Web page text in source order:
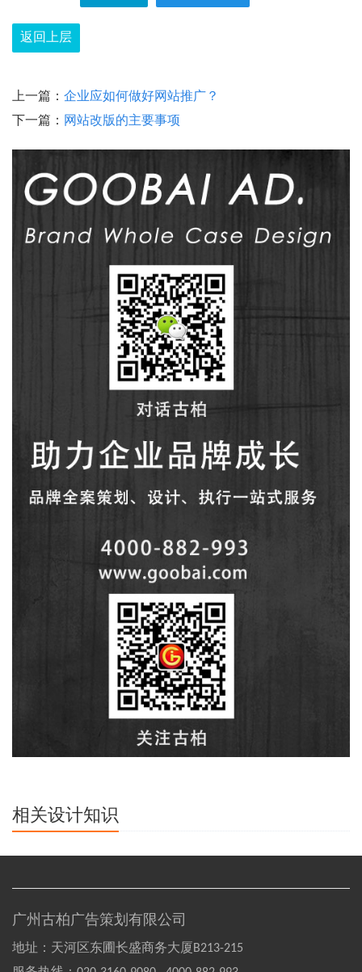
返回上层
上一篇： 企业应如何做好网站推广？
下一篇： 网站改版的主要事项
相关设计知识
广州古柏广告策划有限公司
地址：天河区东圃长盛商务大厦B213-215